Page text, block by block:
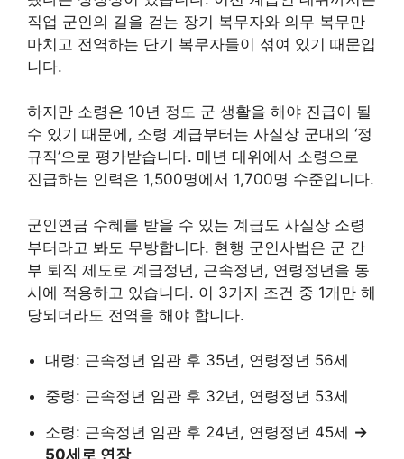
직업 군인의 길을 걷는 장기 복무자와 의무 복무만
마치고 전역하는 단기 복무자들이 섞여 있기 때문입
니다.
하지만 소령은 10년 정도 군 생활을 해야 진급이 될
수 있기 때문에, 소령 계급부터는 사실상 군대의 ‘정
규직’으로 평가받습니다. 매년 대위에서 소령으로
진급하는 인력은 1,500명에서 1,700명 수준입니다.
군인연금 수혜를 받을 수 있는 계급도 사실상 소령
부터라고 봐도 무방합니다. 현행 군인사법은 군 간
부 퇴직 제도로 계급정년, 근속정년, 연령정년을 동
시에 적용하고 있습니다. 이 3가지 조건 중 1개만 해
당되더라도 전역을 해야 합니다.
대령: 근속정년 임관 후 35년, 연령정년 56세
중령: 근속정년 임관 후 32년, 연령정년 53세
소령: 근속정년 임관 후 24년, 연령정년 45세 →
50세로 연장